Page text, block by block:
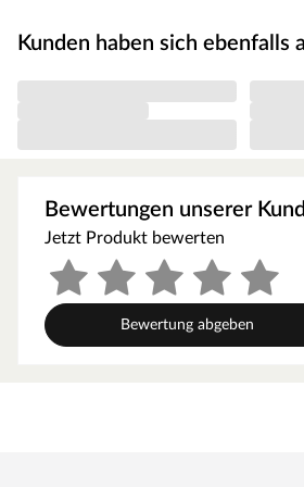
Ausstattung/Lieferumfang
Spielturm Hefty KDI, Planendach,
(Option), 4 Schaukelhaken, 2
bereits enthalten, die mit wenigen
montiert werden kann. Zudem lässt
eine Wasserrutsche verwandeln.
der Unterseite der Rutsche ein
der einmalig mit einem Bohrloch
Kunden haben sich ebenfalls
Bewertungen unserer
Jetzt Produkt bewerten
Bewertung abgeben